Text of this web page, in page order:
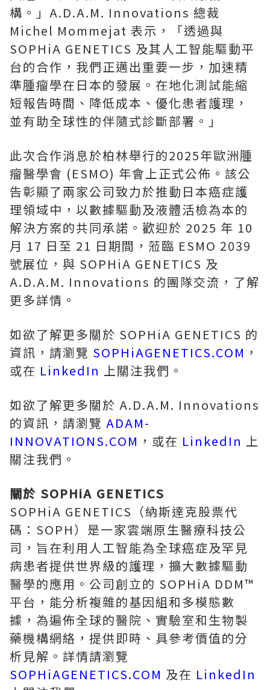
構。」A.D.A.M. Innovations 總裁
Michel Mommejat 表示，「透過與
SOPHiA GENETICS 及其人工智能驅動平
台的合作，我們正邁出重要一步，加速精
準腫瘤學在日本的發展。在地化測試能縮
短報告時間、降低成本、優化患者護理，
並有助全球性的伴隨式診斷部署。」
此次合作消息於柏林舉行的2025年歐洲腫
瘤醫學會 (ESMO) 年會上正式公佈。該公
告彰顯了兩家公司致力於推動日本癌症護
理領域中，以數據驅動及液體活檢為本的
解決方案的共同承諾。歡迎於 2025 年 10
月 17 日至 21 日期間，蒞臨 ESMO 2039
號展位，與 SOPHiA GENETICS 及
A.D.A.M. Innovations 的團隊交流，了解
更多詳情。
如欲了解更多關於 SOPHiA GENETICS 的
資訊，請瀏覽 SOPHiAGENETICS.COM ，
或在 LinkedIn 上關注我們。
如欲了解更多關於 A.D.A.M. Innovations
的資訊，請瀏覽 ADAM-
INNOVATIONS.COM ，或在 LinkedIn 上
關注我們。
關於 SOPHiA GENETICS
SOPHiA GENETICS（納斯達克股票代
碼：SOPH）是一家雲端原生醫療科技公
司，旨在利用人工智能為全球癌症及罕見
病患者提供世界級的護理，擴大數據驅動
醫學的應用。公司創立的 SOPHiA DDM™
平台，能分析複雜的基因組和多模態數
據，為遍佈全球的醫院、實驗室和生物製
藥機構網絡，提供即時、具參考價值的分
析見解。詳情請瀏覽
SOPHiAGENETICS.COM 及在 LinkedIn